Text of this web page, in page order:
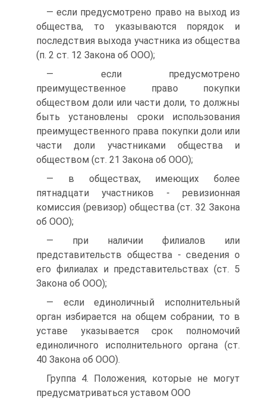
— если предусмотрено право на выход из
общества, то указываются порядок и
последствия выхода участника из общества
(п. 2 ст. 12 Закона об ООО);
— если предусмотрено
преимущественное право покупки
обществом доли или части доли, то должны
быть установлены сроки использования
преимущественного права покупки доли или
части доли участниками общества и
обществом (ст. 21 Закона об ООО);
— в обществах, имеющих более
пятнадцати участников - ревизионная
комиссия (ревизор) общества (ст. 32 Закона
об ООО);
— при наличии филиалов или
представительств общества - сведения о
его филиалах и представительствах (ст. 5
Закона об ООО);
— если единоличный исполнительный
орган избирается на общем собрании, то в
уставе указывается срок полномочий
единоличного исполнительного органа (ст.
40 Закона об ООО).
Группа 4. Положения, которые не могут
предусматриваться уставом ООО